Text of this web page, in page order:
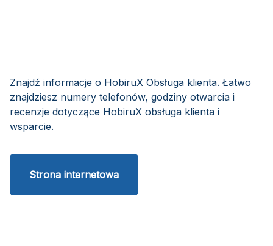
Znajdź informacje o HobiruX Obsługa klienta. Łatwo
znajdziesz numery telefonów, godziny otwarcia i
recenzje dotyczące HobiruX obsługa klienta i
wsparcie.
Strona internetowa